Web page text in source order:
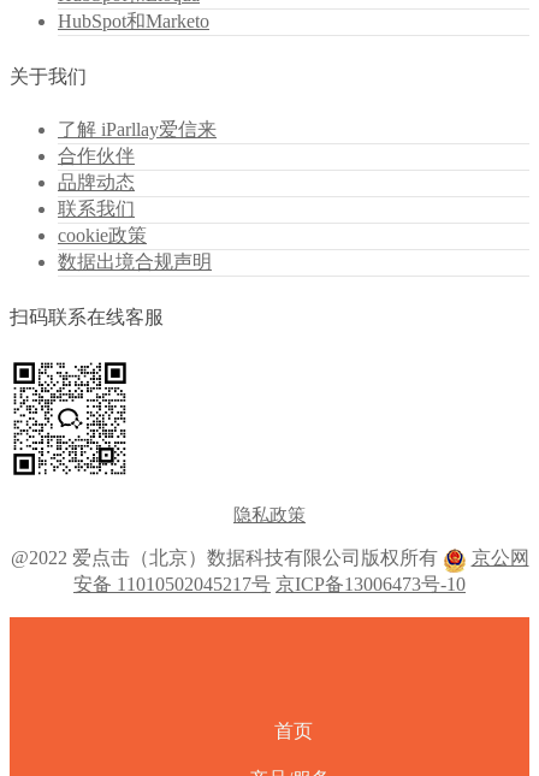
HubSpot和Marketo
关于我们
了解 iParllay爱信来
合作伙伴
品牌动态
联系我们
cookie政策
数据出境合规声明
扫码联系在线客服
隐私政策
@2022 爱点击（北京）数据科技有限公司版权所有
京公网
安备 11010502045217号 京ICP备13006473号-10
首页